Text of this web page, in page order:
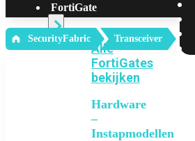
FortiGate
Alle
FortiGates
bekijken
Hardware
–
Instapmodellen
‎ SecurityFabric Transceiver